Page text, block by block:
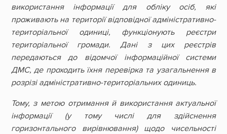
використання інформації для обліку осіб, які
проживають на території відповідної адміністративно-
територіальної одиниці, функціонують реєстри
територіальної громади. Дані з цих реєстрів
передаються до відомчої інформаційної системи
ДМС, де проходить їхня перевірка та узагальнення в
розрізі адміністративно-територіальних одиниць.
Тому, з метою отримання й використання актуальної
інформації (у тому числі для здійснення
горизонтального вирівнювання) щодо чисельності